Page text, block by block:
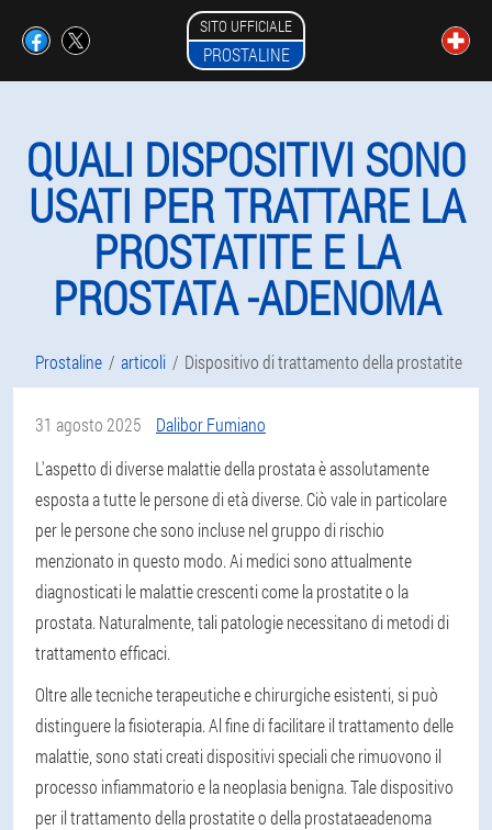
SITO UFFICIALE
PROSTALINE
QUALI DISPOSITIVI SONO
USATI PER TRATTARE LA
PROSTATITE E LA
PROSTATA -ADENOMA
Prostaline articoli Dispositivo di trattamento della prostatite
31 agosto 2025
Dalibor Fumiano
L'aspetto di diverse malattie della prostata è assolutamente
esposta a tutte le persone di età diverse. Ciò vale in particolare
per le persone che sono incluse nel gruppo di rischio
menzionato in questo modo. Ai medici sono attualmente
diagnosticati le malattie crescenti come la prostatite o la
prostata. Naturalmente, tali patologie necessitano di metodi di
trattamento efficaci.
Oltre alle tecniche terapeutiche e chirurgiche esistenti, si può
distinguere la fisioterapia. Al fine di facilitare il trattamento delle
malattie, sono stati creati dispositivi speciali che rimuovono il
processo infiammatorio e la neoplasia benigna. Tale dispositivo
per il trattamento della prostatite o della prostataeadenoma